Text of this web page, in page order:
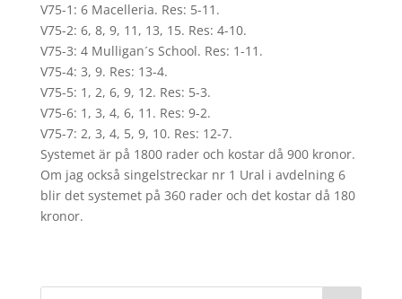
V75-1: 6 Macelleria. Res: 5-11.
V75-2: 6, 8, 9, 11, 13, 15. Res: 4-10.
V75-3: 4 Mulligan´s School. Res: 1-11.
V75-4: 3, 9. Res: 13-4.
V75-5: 1, 2, 6, 9, 12. Res: 5-3.
V75-6: 1, 3, 4, 6, 11. Res: 9-2.
V75-7: 2, 3, 4, 5, 9, 10. Res: 12-7.
Systemet är på 1800 rader och kostar då 900 kronor.
Om jag också singelstreckar nr 1 Ural i avdelning 6
blir det systemet på 360 rader och det kostar då 180
kronor.